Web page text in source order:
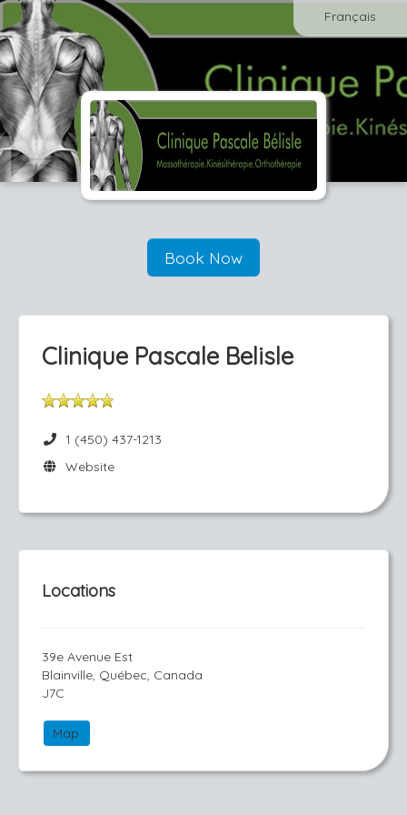
Français
Book Now
Clinique Pascale Belisle
1 (450) 437-1213
Website
Locations
39e Avenue Est
Blainville, Québec, Canada
J7C
Map